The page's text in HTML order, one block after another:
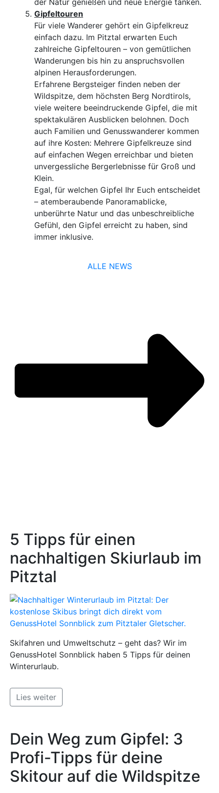
der Natur genießen und neue Energie tanken.
Gipfeltouren
Für viele Wanderer gehört ein Gipfelkreuz
einfach dazu. Im Pitztal erwarten Euch
zahlreiche Gipfeltouren – von gemütlichen
Wanderungen bis hin zu anspruchsvollen
alpinen Herausforderungen.
Erfahrene Bergsteiger finden neben der
Wildspitze, dem höchsten Berg Nordtirols,
viele weitere beeindruckende Gipfel, die mit
spektakulären Ausblicken belohnen. Doch
auch Familien und Genusswanderer kommen
auf ihre Kosten: Mehrere Gipfelkreuze sind
auf einfachen Wegen erreichbar und bieten
unvergessliche Bergerlebnisse für Groß und
Klein.
Egal, für welchen Gipfel Ihr Euch entscheidet
– atemberaubende Panoramablicke,
unberührte Natur und das unbeschreibliche
Gefühl, den Gipfel erreicht zu haben, sind
immer inklusive.
ALLE NEWS
5 Tipps für einen
nachhaltigen Skiurlaub im
Pitztal
Skifahren und Umweltschutz – geht das? Wir im
GenussHotel Sonnblick haben 5 Tipps für deinen
Winterurlaub.
Lies weiter
Dein Weg zum Gipfel: 3
Profi-Tipps für deine
Skitour auf die Wildspitze